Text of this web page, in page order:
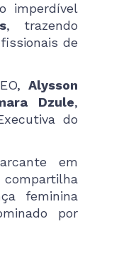
imperdível
, trazendo
de
Alysson
Dzule,
do
em
feminina
por